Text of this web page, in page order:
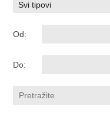
Od:
Do: